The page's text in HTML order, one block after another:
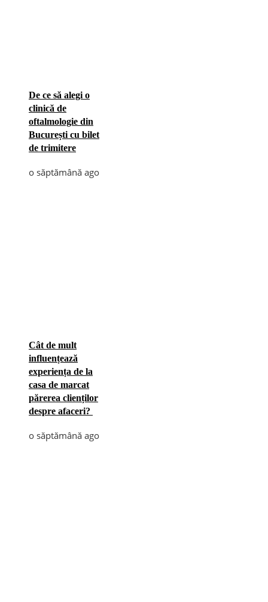
De ce să alegi o
clinică de
oftalmologie din
București cu bilet
de trimitere
o săptămână ago
Cât de mult
influențează
experiența de la
casa de marcat
părerea clienților
despre afaceri?
o săptămână ago